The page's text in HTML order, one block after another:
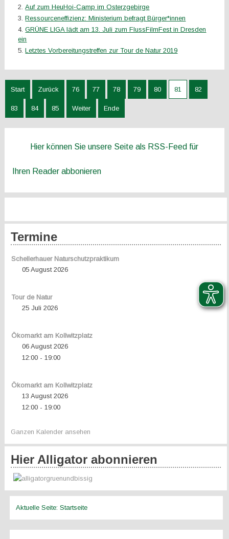
Auf zum HeuHoi-Camp im Osterzgebirge
Ressourceneffizienz: Ministerium befragt Bürger*innen
GRÜNE LIGA lädt am 13. Juli zum FlussFilmFest in Dresden
ein
Letztes Vorbereitungstreffen zur Tour de Natur 2019
Start Zurück 76 77 78 79 80 81 82
83 84 85 Weiter Ende
Hier können Sie unsere Seite als RSS-Feed für
Ihren Reader abbonieren
Termine
Schellerhauer Naturschutzpraktikum
05 August 2026
Tour de Natur
25 Juli 2026
Ökomarkt am Kollwitzplatz
06 August 2026
12:00- 19:00
Ökomarkt am Kollwitzplatz
13 August 2026
12:00- 19:00
Ganzen Kalender ansehen
Hier Alligator abonnieren
Aktuelle Seite:Startseite